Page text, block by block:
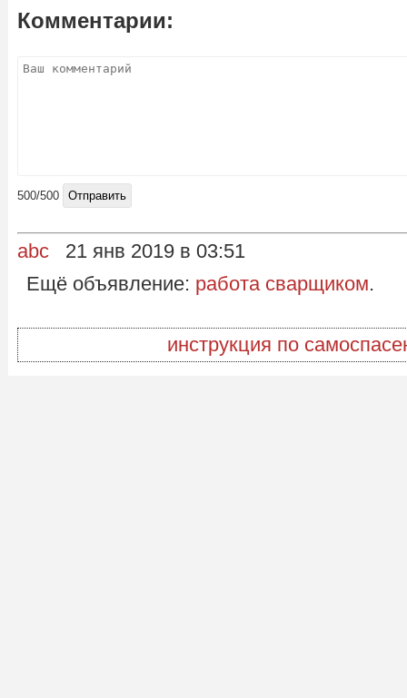
Комментарии:
500/500
abc 21 янв 2019 в 03:51
Ещё объявление: работа сварщиком.
инструкция по